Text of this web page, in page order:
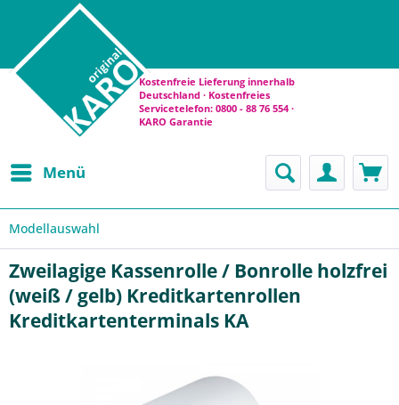
Kostenfreie Lieferung innerhalb
Deutschland · Kostenfreies
Servicetelefon: 0800 - 88 76 554 ·
KARO Garantie
Menü
Modellauswahl
Zweilagige Kassenrolle / Bonrolle holzfrei
(weiß / gelb) Kreditkartenrollen
Kreditkartenterminals KA